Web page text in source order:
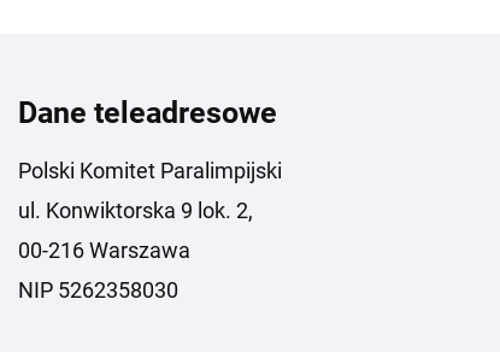
Dane teleadresowe
Polski Komitet Paralimpijski
ul. Konwiktorska 9 lok. 2,
00-216 Warszawa
NIP 5262358030